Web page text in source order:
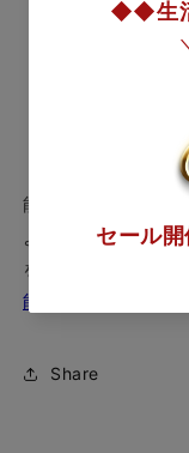
低温により錫
入れないでく
お控えくださ
を長時間入れ
能作のビアカップ
より、様々な組み
をご覧くださいま
能作 ビアカップ商
Share